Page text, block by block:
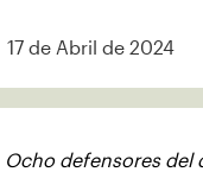
17 de Abril de 2024
Ocho defensores del